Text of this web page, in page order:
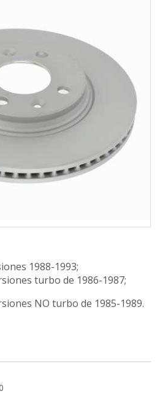
1988-1993;
turbo de 1986-1987;
NO turbo de 1985-1989.